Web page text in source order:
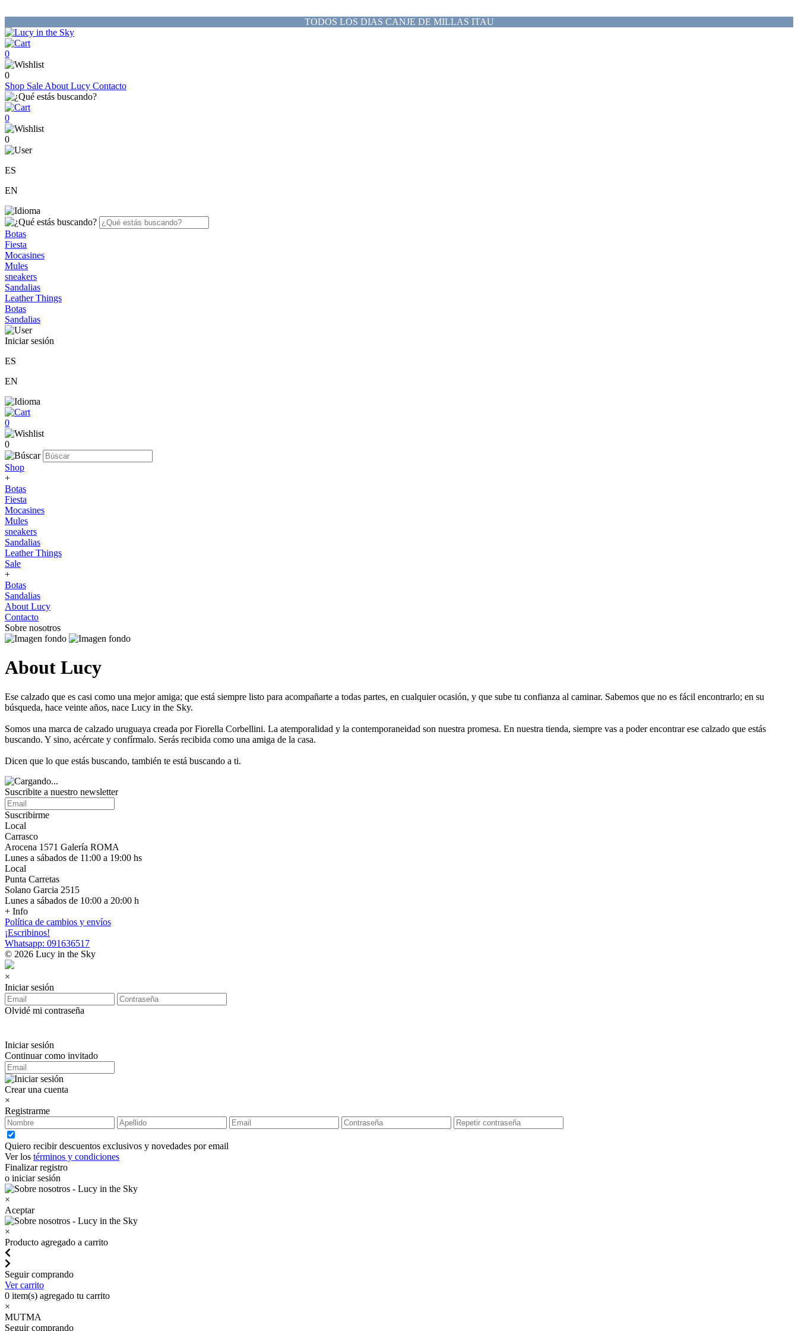
TODOS LOS DIAS CANJE DE MILLAS ITAU
0
0
Shop Sale About Lucy Contacto
0
0
ES
EN
Botas
Fiesta
Mocasines
Mules
sneakers
Sandalias
Leather Things
Botas
Sandalias
Iniciar sesión
ES
EN
0
0
Shop
+
Botas
Fiesta
Mocasines
Mules
sneakers
Sandalias
Leather Things
Sale
+
Botas
Sandalias
About Lucy
Contacto
Sobre nosotros
About Lucy
Ese calzado que es casi como una mejor amiga; que está siempre listo para acompañarte a todas partes, en cualquier ocasión, y que sube tu confianza al caminar. Sabemos que no es fácil encontrarlo; en su
búsqueda, hace veinte años, nace Lucy in the Sky.
Somos una marca de calzado uruguaya creada por Fiorella Corbellini. La atemporalidad y la contemporaneidad son nuestra promesa. En nuestra tienda, siempre vas a poder encontrar ese calzado que estás
buscando. Y sino, acércate y confírmalo. Serás recibida como una amiga de la casa.
Dicen que lo que estás buscando, también te está buscando a ti.
Suscribite a nuestro newsletter
Suscribirme
Local
Carrasco
Arocena 1571 Galería ROMA
Lunes a sábados de 11:00 a 19:00 hs
Local
Punta Carretas
Solano Garcia 2515
Lunes a sábados de 10:00 a 20:00 h
+ Info
Política de cambios y envíos
¡Escribinos!
Whatsapp: 091636517
© 2026 Lucy in the Sky
×
Iniciar sesión
Olvidé mi contraseña
Iniciar sesión
Continuar como invitado
Crear una cuenta
×
Registrarme
Quiero recibir descuentos exclusivos y novedades por email
Ver los términos y condiciones
Finalizar registro
o iniciar sesión
×
Aceptar
×
Producto agregado a carrito
Seguir comprando
Ver carrito
0 item(s) agregado tu carrito
×
MUTMA
Seguir comprando